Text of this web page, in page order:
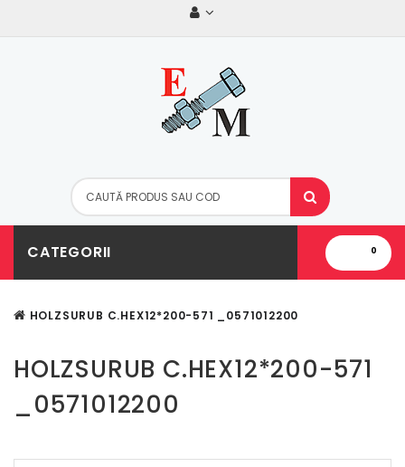
0
CATEGORII
HOLZSURUB C.HEX12*200-571 _0571012200
HOLZSURUB C.HEX12*200-571
_0571012200